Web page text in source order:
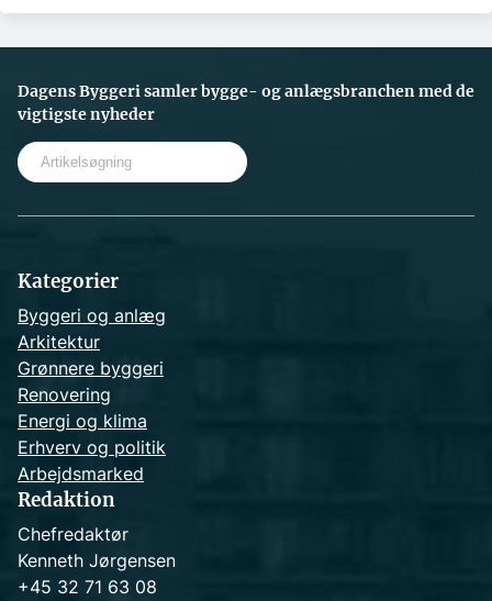
Dagens Byggeri samler bygge- og anlægsbranchen med de
vigtigste nyheder
Kategorier
Byggeri og anlæg
Arkitektur
Grønnere byggeri
Renovering
Energi og klima
Erhverv og politik
Arbejdsmarked
Redaktion
Chefredaktør
Kenneth Jørgensen
+45 32 71 63 08